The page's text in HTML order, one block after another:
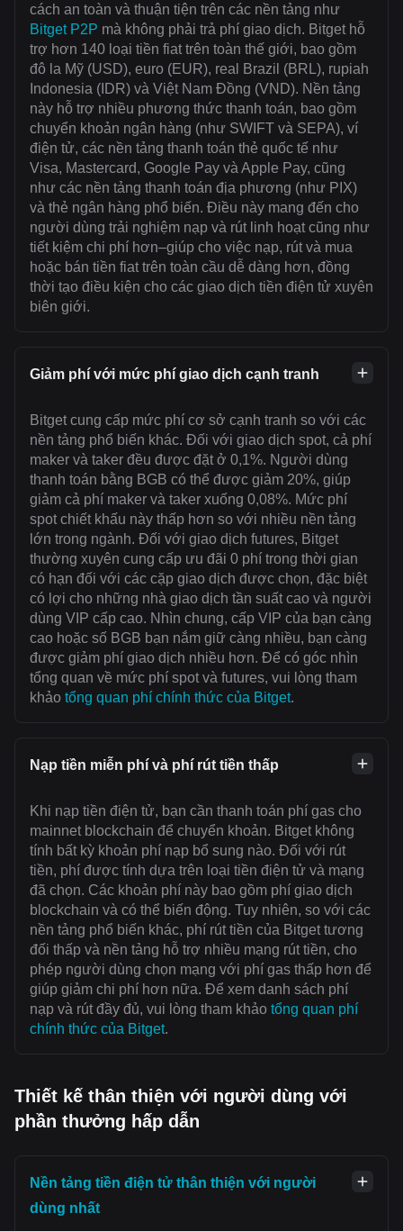
cách an toàn và thuận tiện trên các nền tảng như
Bitget P2P mà không phải trả phí giao dịch. Bitget hỗ
trợ hơn 140 loại tiền fiat trên toàn thế giới, bao gồm
đô la Mỹ (USD), euro (EUR), real Brazil (BRL), rupiah
Indonesia (IDR) và Việt Nam Đồng (VND). Nền tảng
này hỗ trợ nhiều phương thức thanh toán, bao gồm
chuyển khoản ngân hàng (như SWIFT và SEPA), ví
điện tử, các nền tảng thanh toán thẻ quốc tế như
Visa, Mastercard, Google Pay và Apple Pay, cũng
như các nền tảng thanh toán địa phương (như PIX)
và thẻ ngân hàng phổ biến. Điều này mang đến cho
người dùng trải nghiệm nạp và rút linh hoạt cũng như
tiết kiệm chi phí hơn–giúp cho việc nạp, rút và mua
hoặc bán tiền fiat trên toàn cầu dễ dàng hơn, đồng
thời tạo điều kiện cho các giao dịch tiền điện tử xuyên
biên giới.
Giảm phí với mức phí giao dịch cạnh tranh
Bitget cung cấp mức phí cơ sở cạnh tranh so với các
nền tảng phổ biến khác. Đối với giao dịch spot, cả phí
maker và taker đều được đặt ở 0,1%. Người dùng
thanh toán bằng BGB có thể được giảm 20%, giúp
giảm cả phí maker và taker xuống 0,08%. Mức phí
spot chiết khấu này thấp hơn so với nhiều nền tảng
lớn trong ngành. Đối với giao dịch futures, Bitget
thường xuyên cung cấp ưu đãi 0 phí trong thời gian
có hạn đối với các cặp giao dịch được chọn, đặc biệt
có lợi cho những nhà giao dịch tần suất cao và người
dùng VIP cấp cao. Nhìn chung, cấp VIP của bạn càng
cao hoặc số BGB bạn nắm giữ càng nhiều, bạn càng
được giảm phí giao dịch nhiều hơn. Để có góc nhìn
tổng quan về mức phí spot và futures, vui lòng tham
khảo tổng quan phí chính thức của Bitget.
Nạp tiền miễn phí và phí rút tiền thấp
Khi nạp tiền điện tử, bạn cần thanh toán ‌phí gas cho
mainnet blockchain để chuyển khoản. Bitget không
tính bất kỳ khoản phí nạp bổ sung nào. Đối với rút
tiền, phí được tính dựa trên loại tiền điện tử và mạng
đã chọn. Các khoản phí này bao gồm phí giao dịch
blockchain và có thể biến động. Tuy nhiên, so với các
nền tảng phổ biến khác, phí rút tiền của Bitget tương
đối thấp và nền tảng hỗ trợ nhiều mạng rút tiền, cho
phép người dùng chọn mạng với ‌phí gas thấp hơn để
giúp giảm chi phí hơn nữa. Để xem danh sách phí
nạp và rút đầy đủ, vui lòng tham khảo tổng quan phí
chính thức của Bitget.
Thiết kế thân thiện với người dùng với
phần thưởng hấp dẫn
Nền tảng tiền điện tử thân thiện với người
dùng nhất